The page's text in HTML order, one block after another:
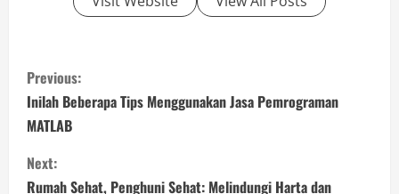
C
o
n
t
Previous:
Inilah Beberapa Tips Menggunakan Jasa Pemrograman
MATLAB
Next:
Rumah Sehat, Penghuni Sehat: Melindungi Harta dan